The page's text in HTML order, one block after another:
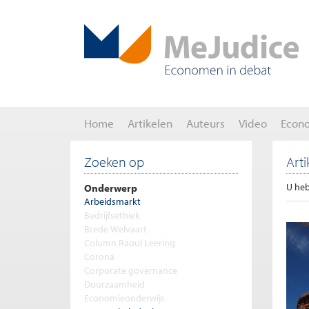
Home Artikelen Auteurs Video
Zoeken op
Onderwerp
Arbeidsmarkt
Bedrijfsethiek
Brede Welvaart
Column Raoul Leering
Corona
Corporate governance
Duurzaamheid
Economieonderwijs
U